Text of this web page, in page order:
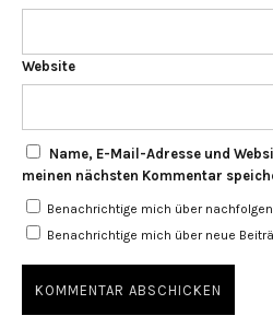
Website
Name, E-Mail-Adresse und
meinen nächsten Kommentar
Benachrichtige mich über
Benachrichtige mich über neue